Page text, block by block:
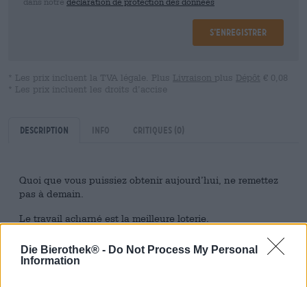
Die Bierothek® - Do Not Process My Personal
Information
S’enregistrer
* Les prix incluent la TVA légale. Plus Livraison plus Dépôt € 0,08
* Les prix incluent les droits d’accise
Description Info Critiques (0)
Quoi que vous puissiez obtenir aujourd’hui, ne remettez
pas à demain.
Le travail acharné est la meilleure loterie.
La compétence demande un travail acharné, le succès
demande de la persévérance.